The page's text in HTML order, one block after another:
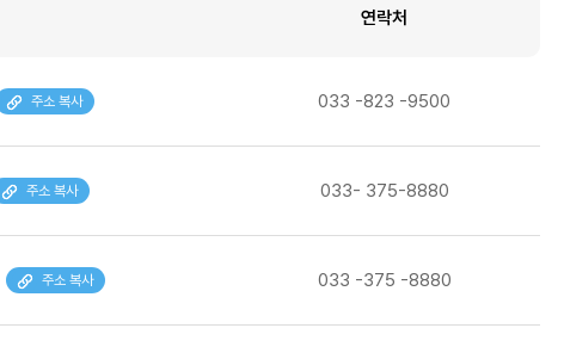
연락처
주소 복사 033 -823 -9500
주소 복사 033- 375-8880
주소 복사 033 -375 -8880